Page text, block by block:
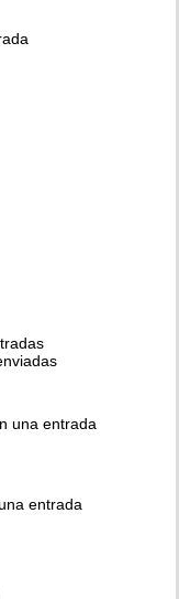
una entrada
entrada